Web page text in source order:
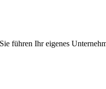
führen Ihr eigenes